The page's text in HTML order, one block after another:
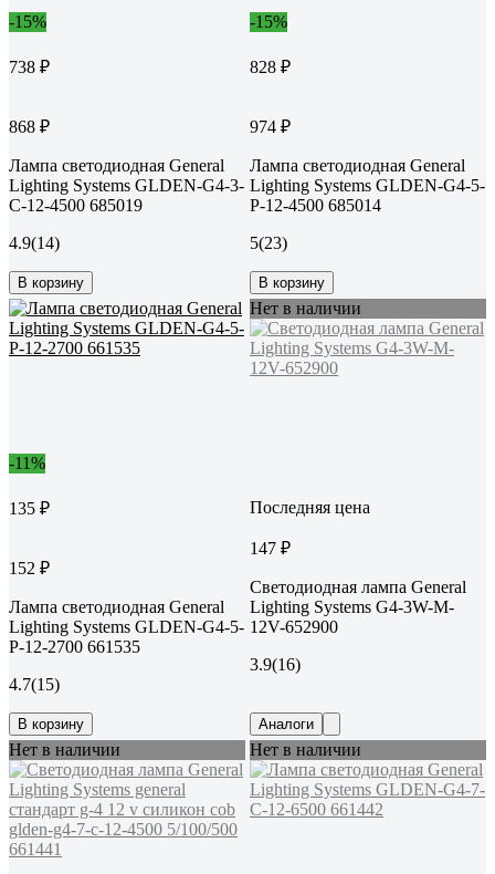
-15%
738 ₽
868 ₽
Лампа светодиодная General
Lighting Systems GLDEN-G4-3-
C-12-4500 685019
4.9(14)
В корзину
-15%
828 ₽
974 ₽
Лампа светодиодная General
Lighting Systems GLDEN-G4-5-
P-12-4500 685014
5(23)
В корзину
-11%
135 ₽
152 ₽
Лампа светодиодная General
Lighting Systems GLDEN-G4-5-
P-12-2700 661535
4.7(15)
В корзину
Нет в наличии
Последняя цена
147 ₽
Светодиодная лампа General
Lighting Systems G4-3W-M-
12V-652900
3.9(16)
Аналоги
Нет в наличии Нет в наличии